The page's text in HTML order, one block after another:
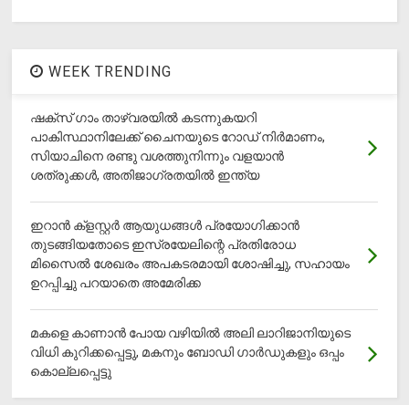
WEEK TRENDING
ഷക്സ് ​ഗാം താഴ്‌വരയിൽ കടന്നുകയറി
പാകിസ്ഥാനിലേക്ക് ചൈനയുടെ റോഡ് നിർമാണം,
സിയാചിനെ രണ്ടു വശത്തുനിന്നും വളയാൻ
ശത്രുക്കൾ, അതിജാ​ഗ്രതയിൽ ഇന്ത്യ
ഇറാന്‍ ക്‌ളസ്റ്റര്‍ ആയുധങ്ങള്‍ പ്രയോഗിക്കാന്‍
തുടങ്ങിയതോടെ ഇസ്രയേലിന്റെ പ്രതിരോധ
മിസൈല്‍ ശേഖരം അപകടരമായി ശോഷിച്ചു, സഹായം
ഉറപ്പിച്ചു പറയാതെ അമേരിക്ക
മകളെ കാണാന്‍ പോയ വഴിയില്‍ അലി ലാറിജാനിയുടെ
വിധി കുറിക്കപ്പെട്ടു, മകനും ബോഡി ഗാര്‍ഡുകളും ഒപ്പം
കൊല്ലപ്പെട്ടു